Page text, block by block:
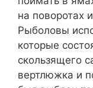
на поворотах
Рыболовы
которые
скользящего
вертлюжка и